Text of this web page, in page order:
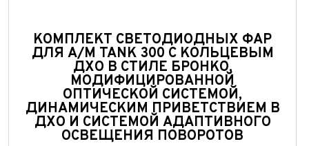
КОМПЛЕКТ СВЕТОДИОДНЫХ ФАР
ДЛЯ А/М TANK 300 С КОЛЬЦЕВЫМ
ДХО В СТИЛЕ БРОНКО,
МОДИФИЦИРОВАННОЙ
ОПТИЧЕСКОЙ СИСТЕМОЙ,
ДИНАМИЧЕСКИМ ПРИВЕТСТВИЕМ В
ДХО И СИСТЕМОЙ АДАПТИВНОГО
ОСВЕЩЕНИЯ ПОВОРОТОВ